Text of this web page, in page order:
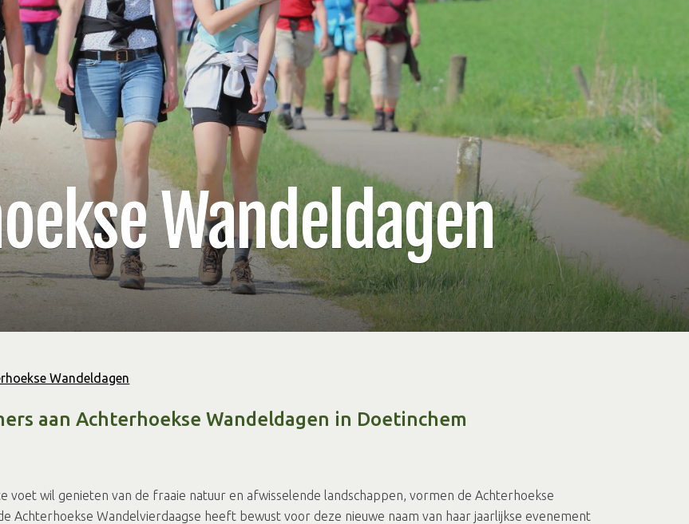
Wandeldagen
Wandeldagen
aan Achterhoekse Wandeldagen in Doetinchem
voet wil genieten van de fraaie natuur en afwisselende landschappen, vormen de Achterhoekse
Achterhoekse Wandelvierdaagse heeft bewust voor deze nieuwe naam van haar jaarlijkse evenement